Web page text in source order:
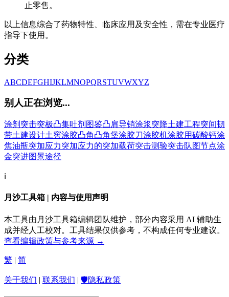
止零售。
以上信息综合了药物特性、临床应用及安全性，需在专业医疗
指导下使用。
分类
ABCDEFGHIJKLMNOPQRSTUVWXYZ
别人正在浏览...
涂剂 突击突极凸集吐剂 图鉴凸肩导销涂浆突降土建工程突间韧
带土建设计土窖涂胶凸角凸角堡涂胶刀涂胶机涂胶用碳酸钙涂
焦油瓶突加应力突加应力的突加载荷突击测验突击队 图节点涂
金突进图景途径
ℹ️
月沙工具箱 | 内容与使用声明
本工具由月沙工具箱编辑团队维护，部分内容采用 AI 辅助生
成并经人工校对。工具结果仅供参考，不构成任何专业建议。
查看编辑政策与参考来源 →
繁 | 简
关于我们 | 联系我们 | 🛡️隐私政策